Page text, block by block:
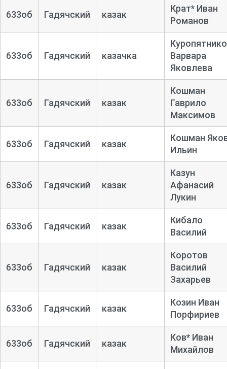
633об Гадячский казак
Крат* Иван
Романов
633об Гадячский казачка
Варвара
Яковлева
633об Гадячский казак
Кошман
Гаврило
Максимов
633об Гадячский казак
Кошман
Ильин
633об Гадячский казак
Казун
Афанасий
Лукин
633об Гадячский казак
Кибало
Василий
633об Гадячский казак
Коротов
Василий
Захарьев
633об Гадячский казак
Козин Иван
Порфириев
633об Гадячский казак
Ков* Иван
Михайлов